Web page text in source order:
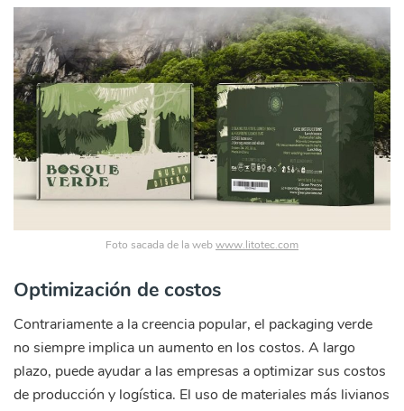
Foto sacada de la webwww.litotec.com
Optimización de costos
Contrariamente a la creencia popular, el packaging verde
no siempre implica un aumento en los costos. A largo
plazo, puede ayudar a las empresas a optimizar sus costos
de producción y logística. El uso de materiales más livianos